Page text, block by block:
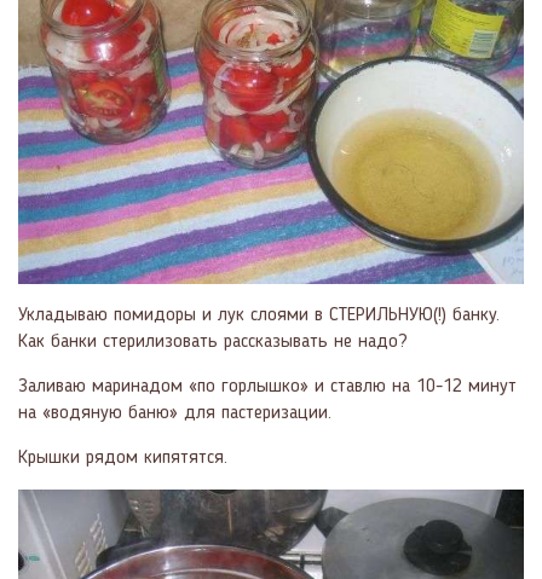
Укладываю помидоры и лук слоями в СТЕРИЛЬНУЮ(!) банку.
Как банки стерилизовать рассказывать не надо?
Заливаю маринадом «по горлышко» и ставлю на 10-12 минут
на «водяную баню» для пастеризации.
Крышки рядом кипятятся.